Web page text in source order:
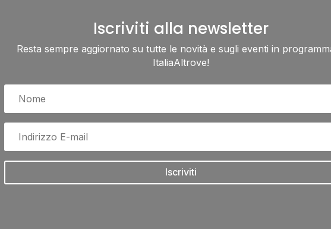
Iscriviti alla newsletter
Resta sempre aggiornato su tutte le novità e sugli eventi in
ItaliaAltrove!
Iscriviti